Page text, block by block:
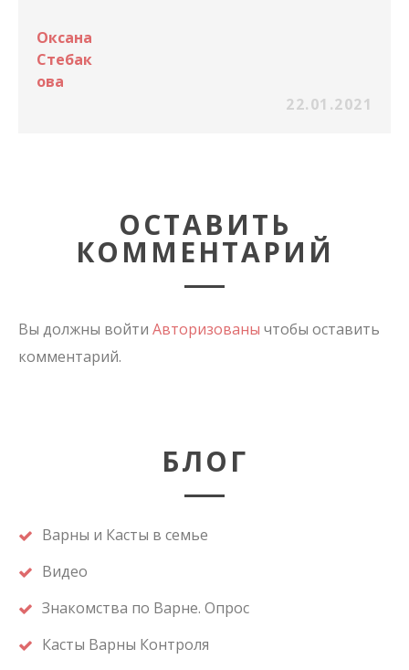
Оксана
Стебак
Ова
22.01.2021
ОСТАВИТЬ
КОММЕНТАРИЙ
Вы должны войти Авторизованы чтобы оставить
комментарий.
БЛОГ
Варны и Касты в семье
Видео
Знакомства по Варне. Опрос
Касты Варны Контроля